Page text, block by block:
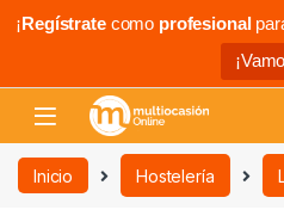
¡Regístratecomo profesional
Inicio Hostelería